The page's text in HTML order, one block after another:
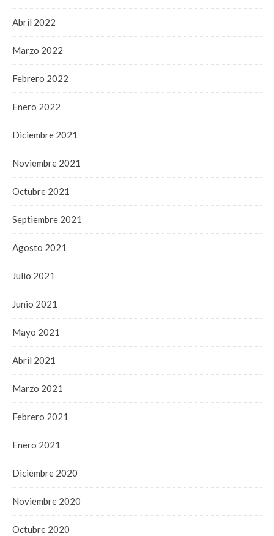
Abril 2022
Marzo 2022
Febrero 2022
Enero 2022
Diciembre 2021
Noviembre 2021
Octubre 2021
Septiembre 2021
Agosto 2021
Julio 2021
Junio 2021
Mayo 2021
Abril 2021
Marzo 2021
Febrero 2021
Enero 2021
Diciembre 2020
Noviembre 2020
Octubre 2020